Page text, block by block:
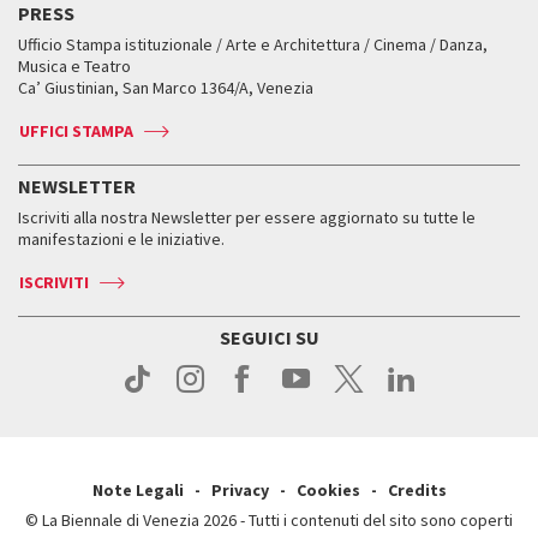
FAQ
Servizi al pubblico
Come raggiungerci
Press
Edizioni passate
Orari e sedi
Accrediti
Come raggiungerci
Orari e sedi
Biglietti
Accrediti
Come raggiungerci
Contatti
Press
Accrediti
Servizi al pubblico
Come raggiungerci
Press
Workshop di critica teatrale
Leone d’oro alla carriera
Leone d’argento
Edizioni passate
Orari e sedi
Biglietti
Servizi al pubblico
Come raggiungerci
Contatti
Mostre Virtuali
Fondi e Collezioni
Biennale College ASAC
ASAC DATI
Storia
Orari e sedi
PRESS
Ufficio Stampa istituzionale / Arte e Architettura / Cinema / Danza,
Musica e Teatro
Ca’ Giustinian, San Marco 1364/A, Venezia
UFFICI STAMPA
NEWSLETTER
Iscriviti alla nostra Newsletter per essere aggiornato su tutte le
manifestazioni e le iniziative.
ISCRIVITI
SEGUICI SU
Note Legali Privacy Cookies
Credits
© La Biennale di Venezia 2026 - Tutti i contenuti del sito sono coperti